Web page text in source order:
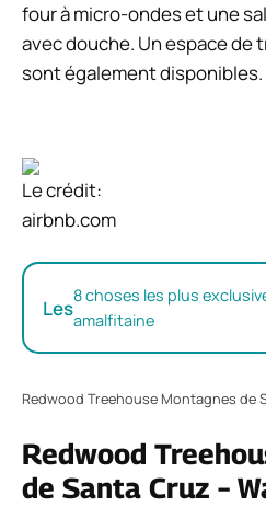
four à micro-ondes et une
avec douche. Un espace de
sont également disponibles.
Le crédit:
airbnb.com
Les8 choses les plus
amalfitaine
Redwood Treehouse Montagnes de
Redwood
de Santa Cruz –